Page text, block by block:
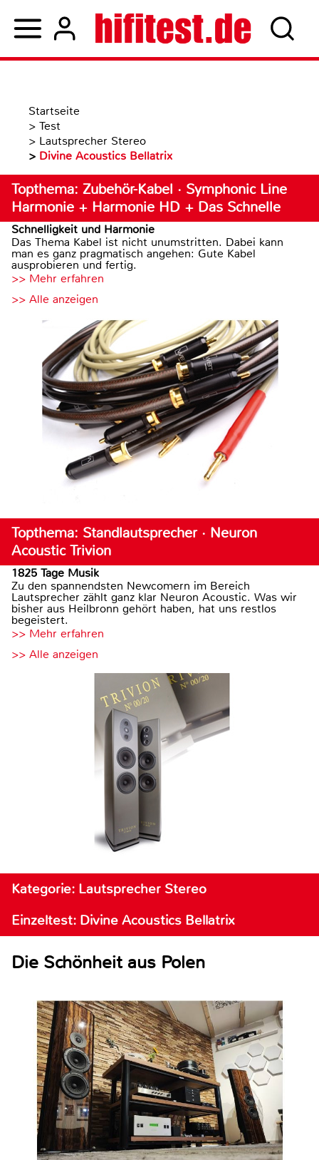
Startseite
> Test
> Lautsprecher Stereo
> Divine Acoustics Bellatrix
Topthema: Zubehör-Kabel · Symphonic Line
Harmonie + Harmonie HD + Das Schnelle
Schnelligkeit und Harmonie
Das Thema Kabel ist nicht unumstritten. Dabei kann
man es ganz pragmatisch angehen: Gute Kabel
ausprobieren und fertig.
>> Mehr erfahren
>> Alle anzeigen
Topthema: Standlautsprecher · Neuron
Acoustic Trivion
1825 Tage Musik
Zu den spannendsten Newcomern im Bereich
Lautsprecher zählt ganz klar Neuron Acoustic. Was wir
bisher aus Heilbronn gehört haben, hat uns restlos
begeistert.
>> Mehr erfahren
>> Alle anzeigen
Kategorie: Lautsprecher Stereo
Einzeltest: Divine Acoustics Bellatrix
Die Schönheit aus Polen